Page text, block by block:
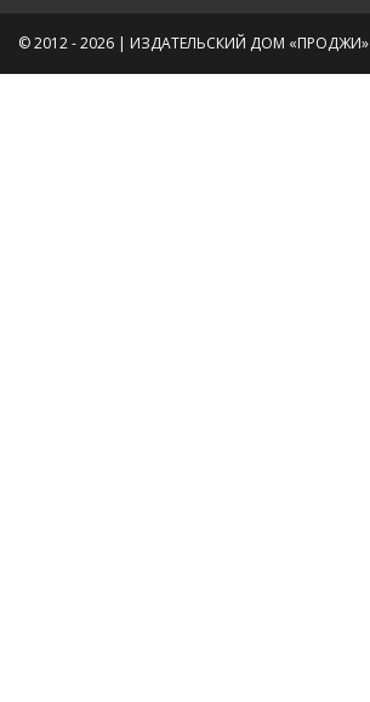
© 2012 - 2026 | ИЗДАТЕЛЬСКИЙ ДОМ «ПРОДЖИ»